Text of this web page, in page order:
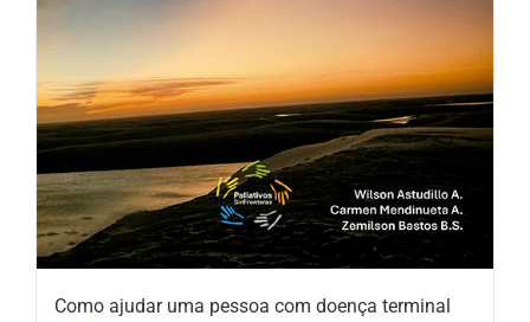
Como ajudar uma pessoa com doença terminal